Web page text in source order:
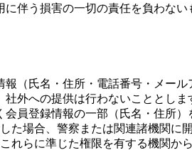
伴う損害の一切の責任を負わな
（氏名・住所・電話番号・メー
外への提供は行わないこととしま
員登録情報の一部（氏名・住所）
た場合、警察または関連諸機関に
れらに準じた権限を有する機関